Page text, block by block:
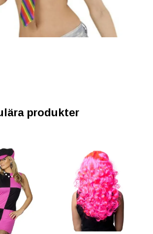
produkter